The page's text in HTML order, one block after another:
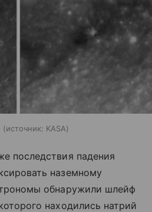
источник: KASA
последствия падения
наземному
обнаружили шлейф
находились натрий